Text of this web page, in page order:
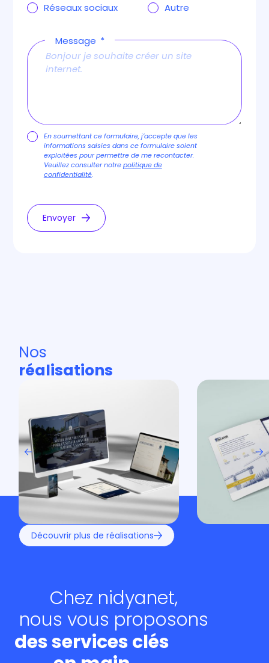
Réseaux sociaux
Autre
Message
En soumettant ce formulaire, j’accepte que les
informations saisies dans ce formulaire soient
exploitées pour permettre de me recontacter.
Veuillez consulter notrepolitique de
confidentialité.
Envoyer
Nos
réalisations
Découvrir plus de réalisations
Chez nidyanet,
nous vous proposons
des services clés